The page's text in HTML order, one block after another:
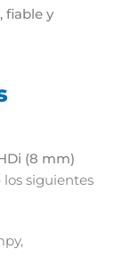
fiable y
(8 mm)
los siguientes